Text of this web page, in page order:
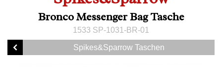
Bronco Messenger Bag Tasche
1533 SP-1031-BR-01
Spikes&Sparrow Taschen